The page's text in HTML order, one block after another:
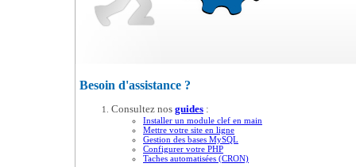
Besoin d'assistance ?
Consultez nos guides :
Installer un module clef en main
Mettre votre site en ligne
Gestion des bases MySQL
Configurer votre PHP
Taches automatisées (CRON)